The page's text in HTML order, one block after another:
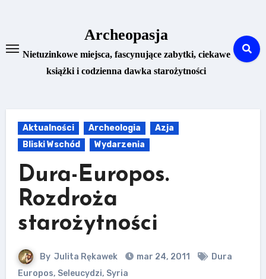
Archeopasja
Nietuzinkowe miejsca, fascynujące zabytki, ciekawe
książki i codzienna dawka starożytności
Aktualności Archeologia
Azja
Bliski Wschód
Wydarzenia
Dura-Europos.
Rozdroża
starożytności
By Julita Rękawek mar 24, 2011
Dura
Europos, Seleucydzi, Syria